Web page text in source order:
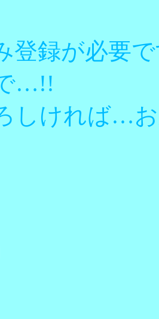
登録が必要
…!!
しければ…